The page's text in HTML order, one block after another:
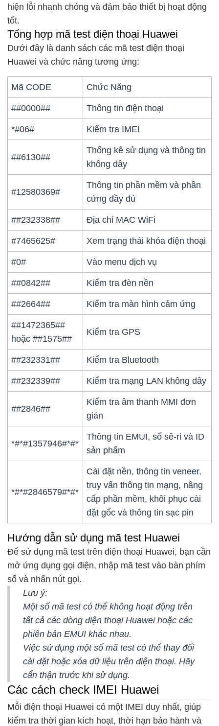
hiện lỗi nhanh chóng và đảm bảo thiết bị hoạt động
tốt.
Tổng hợp mã test điện thoại Huawei
Dưới đây là danh sách các mã test điện thoại
Huawei và chức năng tương ứng:
Mã CODE Chức Năng
##0000## Thông tin điện thoại
*#06# Kiểm tra IMEI
##6130##
Thống kê sử dụng và thông tin
không dây
#12580369#
Thông tin phần mềm và phần
cứng đầy đủ
##232338## Địa chỉ MAC WiFi
#7465625# Xem trạng thái khóa điện thoại
#0# Vào menu dịch vụ
##0842## Kiểm tra đèn nền
##2664## Kiểm tra màn hình cảm ứng
##1472365##
hoặc ##1575##
Kiểm tra GPS
##232331## Kiểm tra Bluetooth
##232339## Kiểm tra mạng LAN không dây
##2846##
Kiểm tra âm thanh MMI đơn
giản
*#*#1357946#*#*
Thông tin EMUI, số sê-ri và ID
sản phẩm
*#*#2846579#*#*
Cài đặt nền, thông tin veneer,
truy vấn thông tin mạng, nâng
cấp phần mềm, khôi phục cài
đặt gốc và thông tin sạc pin
Hướng dẫn sử dụng mã test Huawei
Để sử dụng mã test trên điện thoại Huawei, bạn cần
mở ứng dụng gọi điện, nhập mã test vào bàn phím
số và nhấn nút gọi.
Lưu ý:
Một số mã test có thể không hoạt động trên
tất cả các dòng điện thoại Huawei hoặc các
phiên bản EMUI khác nhau.
Việc sử dụng một số mã test có thể thay đổi
cài đặt hoặc xóa dữ liệu trên điện thoại. Hãy
cẩn thận trước khi sử dụng.
Các cách check IMEI Huawei
Mỗi điện thoại Huawei có một IMEI duy nhất, giúp
kiểm tra thời gian kích hoạt, thời hạn bảo hành và